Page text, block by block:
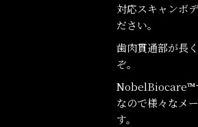
対応スキャンボ
ださい。
歯肉貫通部が長
ぞ。
NobelBiocare™
なので様々なメ
す。